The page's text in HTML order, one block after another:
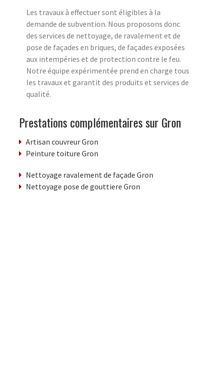
Les travaux à effectuer sont éligibles à la
demande de subvention. Nous proposons donc
des services de nettoyage, de ravalement et de
pose de façades en briques, de façades exposées
aux intempéries et de protection contre le feu.
Notre équipe expérimentée prend en charge tous
les travaux et garantit des produits et services de
qualité.
Prestations complémentaires sur Gron
Artisan couvreur Gron
Peinture toiture Gron
Nettoyage ravalement de façade Gron
Nettoyage pose de gouttiere Gron